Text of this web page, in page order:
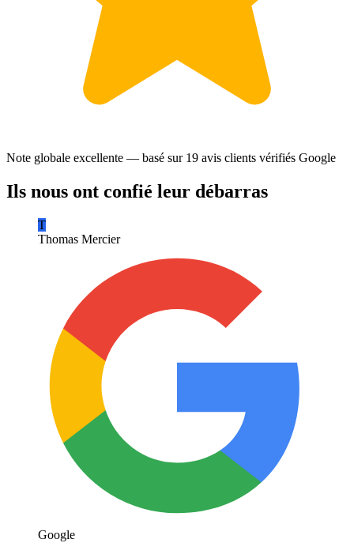
Note globale excellente — basé sur 19 avis clients vérifiés Google
Ils nous ont confié leur débarras
T
Thomas Mercier
Google